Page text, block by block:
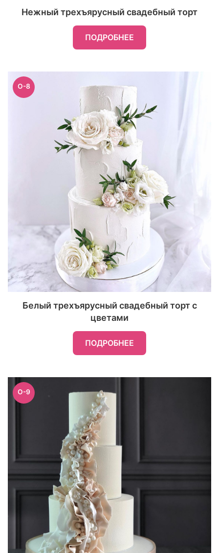
Нежный трехъярусный свадебный торт
ПОДРОБНЕЕ
O-8
Белый трехъярусный свадебный торт с
цветами
ПОДРОБНЕЕ
O-9